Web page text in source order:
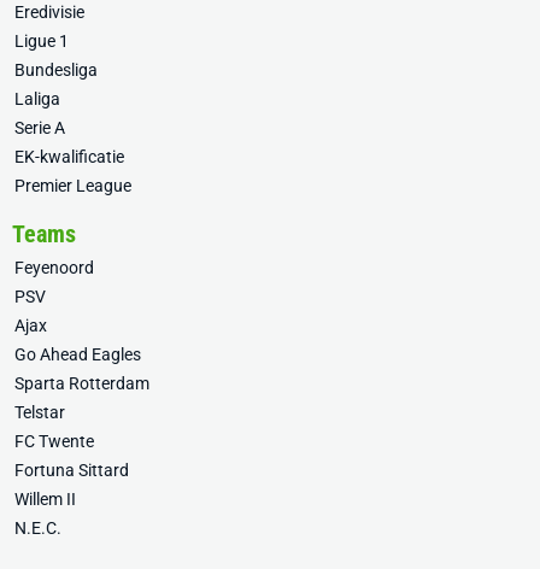
Eredivisie
Ligue 1
Bundesliga
Laliga
Serie A
EK-kwalificatie
Premier League
Teams
Feyenoord
PSV
Ajax
Go Ahead Eagles
Sparta Rotterdam
Telstar
FC Twente
Fortuna Sittard
Willem II
N.E.C.